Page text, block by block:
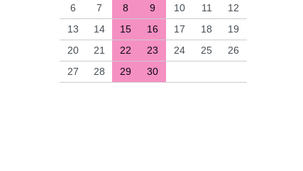
6
7 8 9 10 11
12
13
14 15 16 17 18
19
20
21 22 23 24 25
26
27
28 29 30